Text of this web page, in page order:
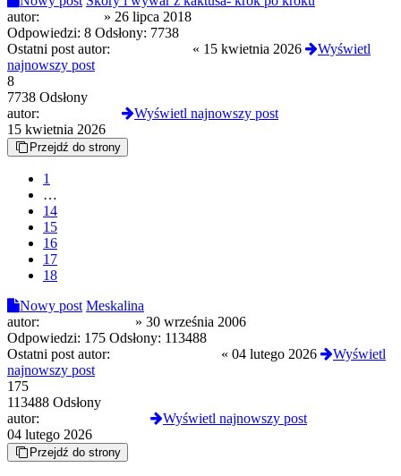
autor:
» 26 lipca 2018
Odpowiedzi: 8 Odsłony: 7738
Ostatni post autor:
« 15 kwietnia 2026
Wyświetl
najnowszy post
8
7738 Odsłony
autor:
Wyświetl najnowszy post
15 kwietnia 2026
Przejdź do strony
1
…
14
15
16
17
18
Nowy post Meskalina
autor:
» 30 września 2006
Odpowiedzi: 175 Odsłony: 113488
Ostatni post autor:
« 04 lutego 2026
Wyświetl
najnowszy post
175
113488 Odsłony
autor:
Wyświetl najnowszy post
04 lutego 2026
Przejdź do strony